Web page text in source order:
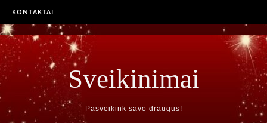
KONTAKTAI
Sveikinimai
Pasveikink savo draugus!